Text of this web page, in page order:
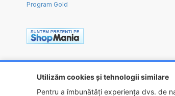
Utilizăm cookies și tehnologii similare
Pentru a îmbunătăți experiența dvs. de
Program Gold